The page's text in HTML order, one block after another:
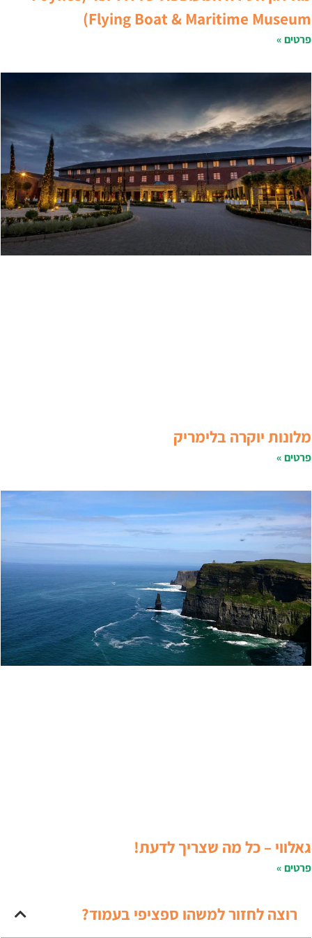
Flying Boat & Maritime Museum)
פרטים »
מלונות יוקרה בלימריק
פרטים »
גאלווי – כל מה שצריך לדעת!
פרטים »
רוצה לחזור למשהו ספציפי בעמוד?